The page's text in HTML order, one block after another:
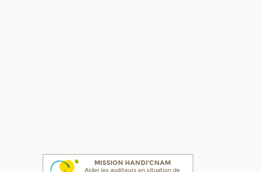
MISSION HANDI'CNAM
Aider les auditeurs en situation de